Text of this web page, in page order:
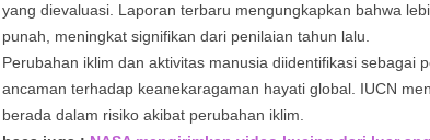
yang dievaluasi. Laporan terbaru mengungkapkan bahwa
punah, meningkat signifikan dari penilaian tahun lalu.
Perubahan iklim dan aktivitas manusia diidentifikasi sebagai
ancaman terhadap keanekaragaman hayati global. IUCN
berada dalam risiko akibat perubahan iklim.